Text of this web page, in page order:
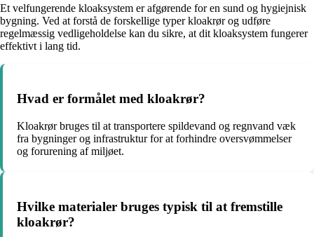
Et velfungerende kloaksystem er afgørende for en sund og hygiejnisk
bygning. Ved at forstå de forskellige typer kloakrør og udføre
regelmæssig vedligeholdelse kan du sikre, at dit kloaksystem fungerer
effektivt i lang tid.
Hvad er formålet med kloakrør?
Kloakrør bruges til at transportere spildevand og regnvand væk
fra bygninger og infrastruktur for at forhindre oversvømmelser
og forurening af miljøet.
Hvilke materialer bruges typisk til at fremstille
kloakrør?